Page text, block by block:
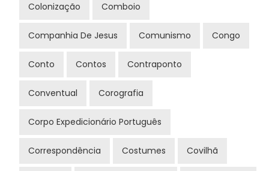
Colonização Comboio
Companhia De Jesus Comunismo Congo
Conto Contos Contraponto
Conventual Corografia
Corpo Expedicionário Português
Correspondência Costumes Covilhã